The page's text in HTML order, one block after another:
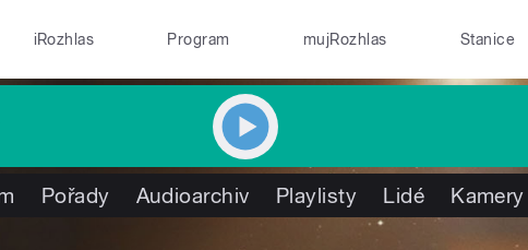
iRozhlas Program mujRozhlas Stanice
Pořady Audioarchiv Playlisty Lidé Kamery